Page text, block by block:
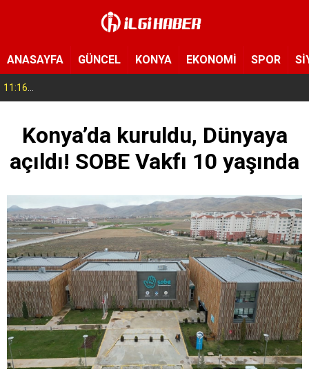
ANASAYFA GÜNCEL KONYA EKONOMİ SPOR
11:16
Konya’da kuruldu, Dünyaya
açıldı! SOBE Vakfı 10 yaşında